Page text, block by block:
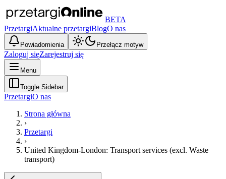
BETA
PrzetargiAktualne przetargiBlogO nas
Powiadomienia Przełącz motyw
Zaloguj sięZarejestruj się
Menu
Toggle Sidebar
PrzetargiO nas
Strona główna
›
Przetargi
›
United Kingdom-London: Transport services (excl. Waste
transport)